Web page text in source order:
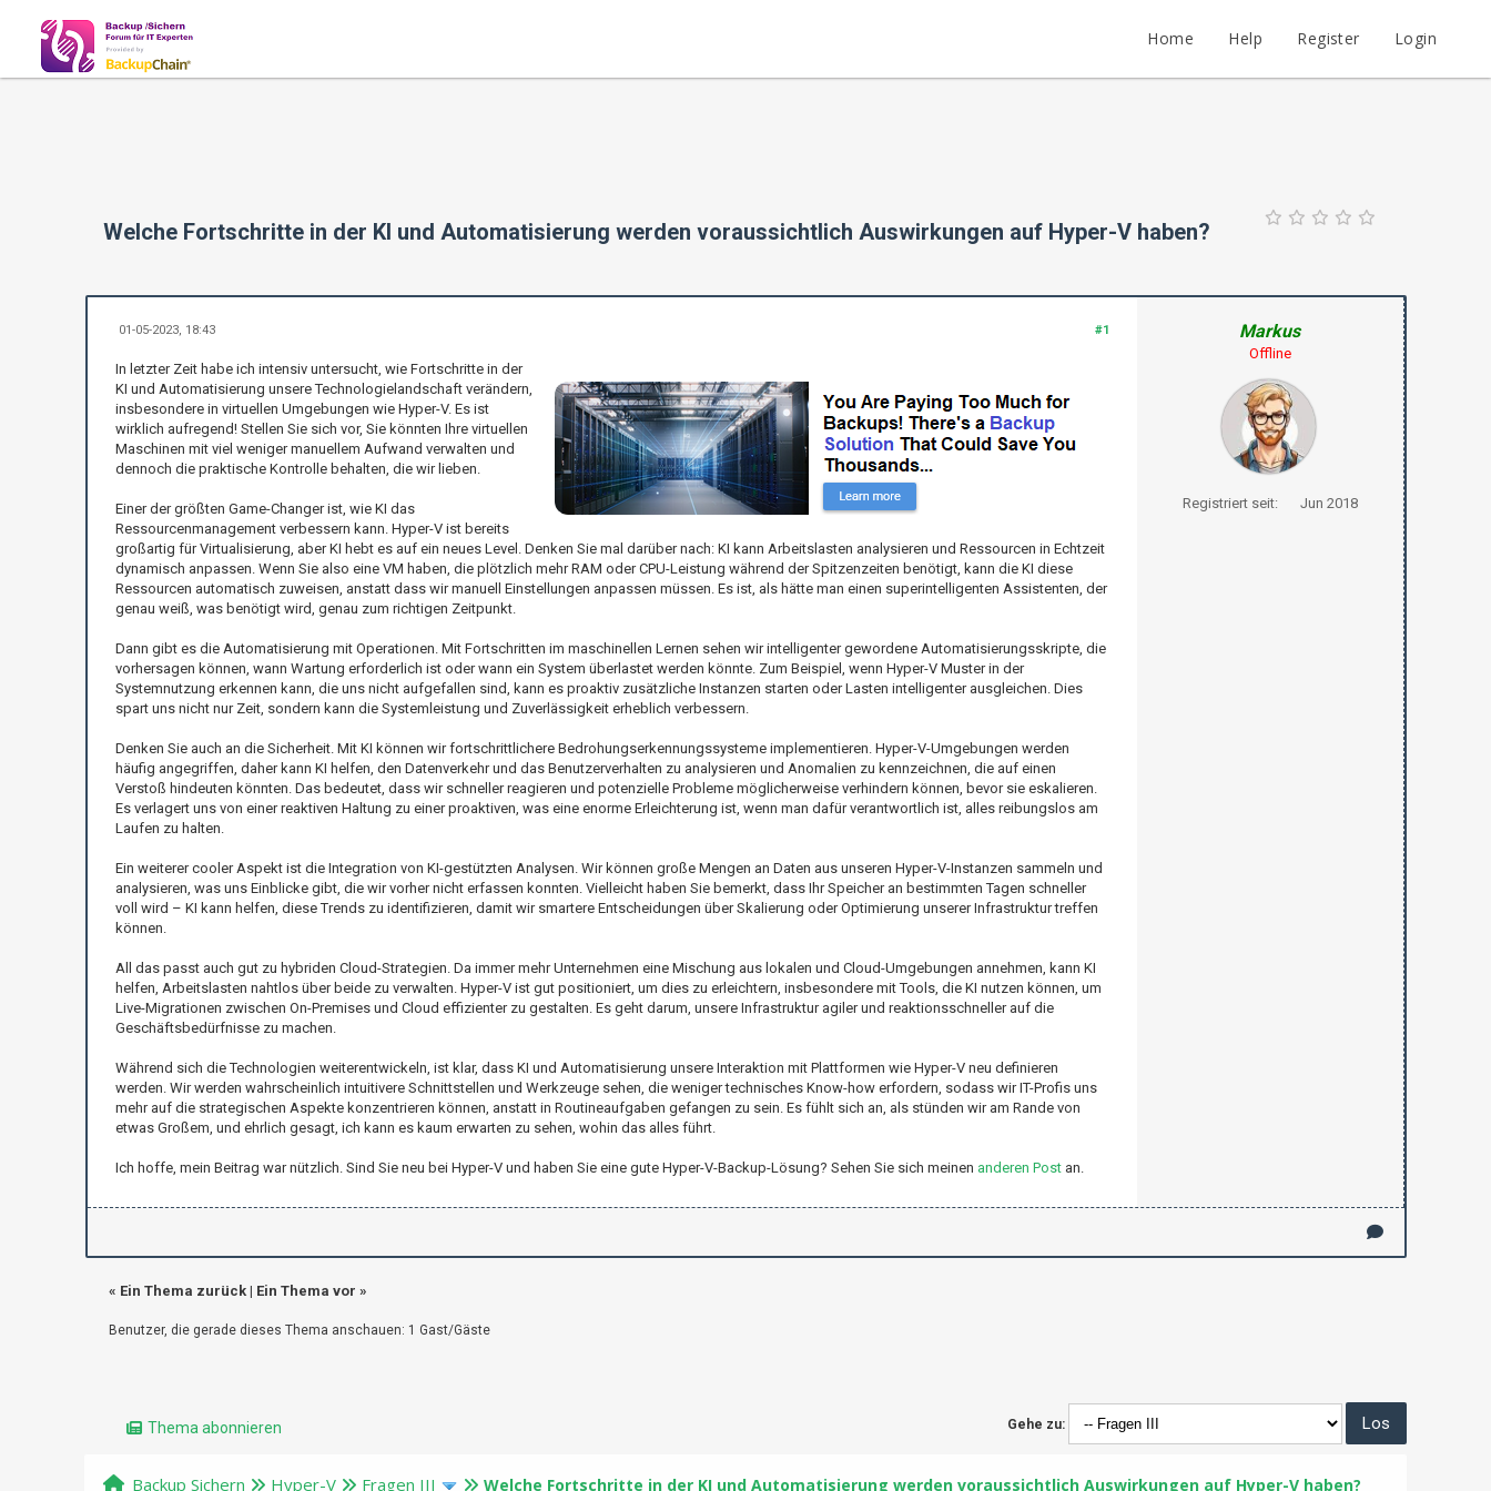
Home Help Register Login
Welche Fortschritte in der KI und Automatisierung werden voraussichtlich Auswirkungen auf Hyper-V haben?
#1
01-05-2023, 18:43
In letzter Zeit habe ich intensiv untersucht, wie Fortschritte in der
KI und Automatisierung unsere Technologielandschaft verändern,
insbesondere in virtuellen Umgebungen wie Hyper-V. Es ist
wirklich aufregend! Stellen Sie sich vor, Sie könnten Ihre virtuellen
Maschinen mit viel weniger manuellem Aufwand verwalten und
dennoch die praktische Kontrolle behalten, die wir lieben.
Einer der größten Game-Changer ist, wie KI das
Ressourcenmanagement verbessern kann. Hyper-V ist bereits
großartig für Virtualisierung, aber KI hebt es auf ein neues Level. Denken Sie mal darüber nach: KI kann Arbeitslasten analysieren und Ressourcen in Echtzeit
dynamisch anpassen. Wenn Sie also eine VM haben, die plötzlich mehr RAM oder CPU-Leistung während der Spitzenzeiten benötigt, kann die KI diese
Ressourcen automatisch zuweisen, anstatt dass wir manuell Einstellungen anpassen müssen. Es ist, als hätte man einen superintelligenten Assistenten, der
genau weiß, was benötigt wird, genau zum richtigen Zeitpunkt.
Dann gibt es die Automatisierung mit Operationen. Mit Fortschritten im maschinellen Lernen sehen wir intelligenter gewordene Automatisierungsskripte, die
vorhersagen können, wann Wartung erforderlich ist oder wann ein System überlastet werden könnte. Zum Beispiel, wenn Hyper-V Muster in der
Systemnutzung erkennen kann, die uns nicht aufgefallen sind, kann es proaktiv zusätzliche Instanzen starten oder Lasten intelligenter ausgleichen. Dies
spart uns nicht nur Zeit, sondern kann die Systemleistung und Zuverlässigkeit erheblich verbessern.
Denken Sie auch an die Sicherheit. Mit KI können wir fortschrittlichere Bedrohungserkennungssysteme implementieren. Hyper-V-Umgebungen werden
häufig angegriffen, daher kann KI helfen, den Datenverkehr und das Benutzerverhalten zu analysieren und Anomalien zu kennzeichnen, die auf einen
Verstoß hindeuten könnten. Das bedeutet, dass wir schneller reagieren und potenzielle Probleme möglicherweise verhindern können, bevor sie eskalieren.
Es verlagert uns von einer reaktiven Haltung zu einer proaktiven, was eine enorme Erleichterung ist, wenn man dafür verantwortlich ist, alles reibungslos am
Laufen zu halten.
Ein weiterer cooler Aspekt ist die Integration von KI-gestützten Analysen. Wir können große Mengen an Daten aus unseren Hyper-V-Instanzen sammeln und
analysieren, was uns Einblicke gibt, die wir vorher nicht erfassen konnten. Vielleicht haben Sie bemerkt, dass Ihr Speicher an bestimmten Tagen schneller
voll wird – KI kann helfen, diese Trends zu identifizieren, damit wir smartere Entscheidungen über Skalierung oder Optimierung unserer Infrastruktur treffen
können.
All das passt auch gut zu hybriden Cloud-Strategien. Da immer mehr Unternehmen eine Mischung aus lokalen und Cloud-Umgebungen annehmen, kann KI
helfen, Arbeitslasten nahtlos über beide zu verwalten. Hyper-V ist gut positioniert, um dies zu erleichtern, insbesondere mit Tools, die KI nutzen können, um
Live-Migrationen zwischen On-Premises und Cloud effizienter zu gestalten. Es geht darum, unsere Infrastruktur agiler und reaktionsschneller auf die
Geschäftsbedürfnisse zu machen.
Während sich die Technologien weiterentwickeln, ist klar, dass KI und Automatisierung unsere Interaktion mit Plattformen wie Hyper-V neu definieren
werden. Wir werden wahrscheinlich intuitivere Schnittstellen und Werkzeuge sehen, die weniger technisches Know-how erfordern, sodass wir IT-Profis uns
mehr auf die strategischen Aspekte konzentrieren können, anstatt in Routineaufgaben gefangen zu sein. Es fühlt sich an, als stünden wir am Rande von
etwas Großem, und ehrlich gesagt, ich kann es kaum erwarten zu sehen, wohin das alles führt.
Ich hoffe, mein Beitrag war nützlich. Sind Sie neu bei Hyper-V und haben Sie eine gute Hyper-V-Backup-Lösung? Sehen Sie sich meinen anderen Postan.
Markus
Offline
Registriert seit: Jun 2018
« Ein Thema zurück| Ein Thema vor »
Benutzer, die gerade dieses Thema anschauen: 1 Gast/Gäste
Thema abonnieren Gehe zu:
Backup Sichern Hyper-V Fragen III Welche Fortschritte in der KI und Automatisierung werden voraussichtlich Auswirkungen auf Hyper-V haben?